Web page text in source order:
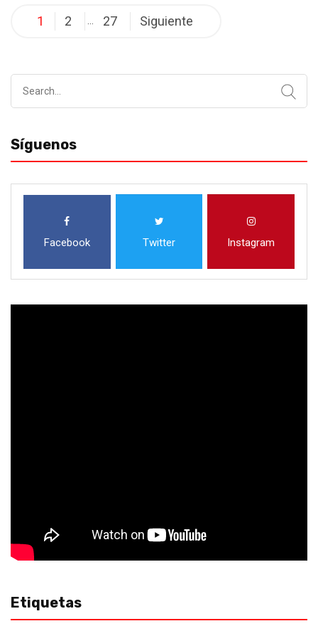
Posts
pagination
1 2 27 Siguiente
Síguenos
Facebook Twitter Instagram
Etiquetas